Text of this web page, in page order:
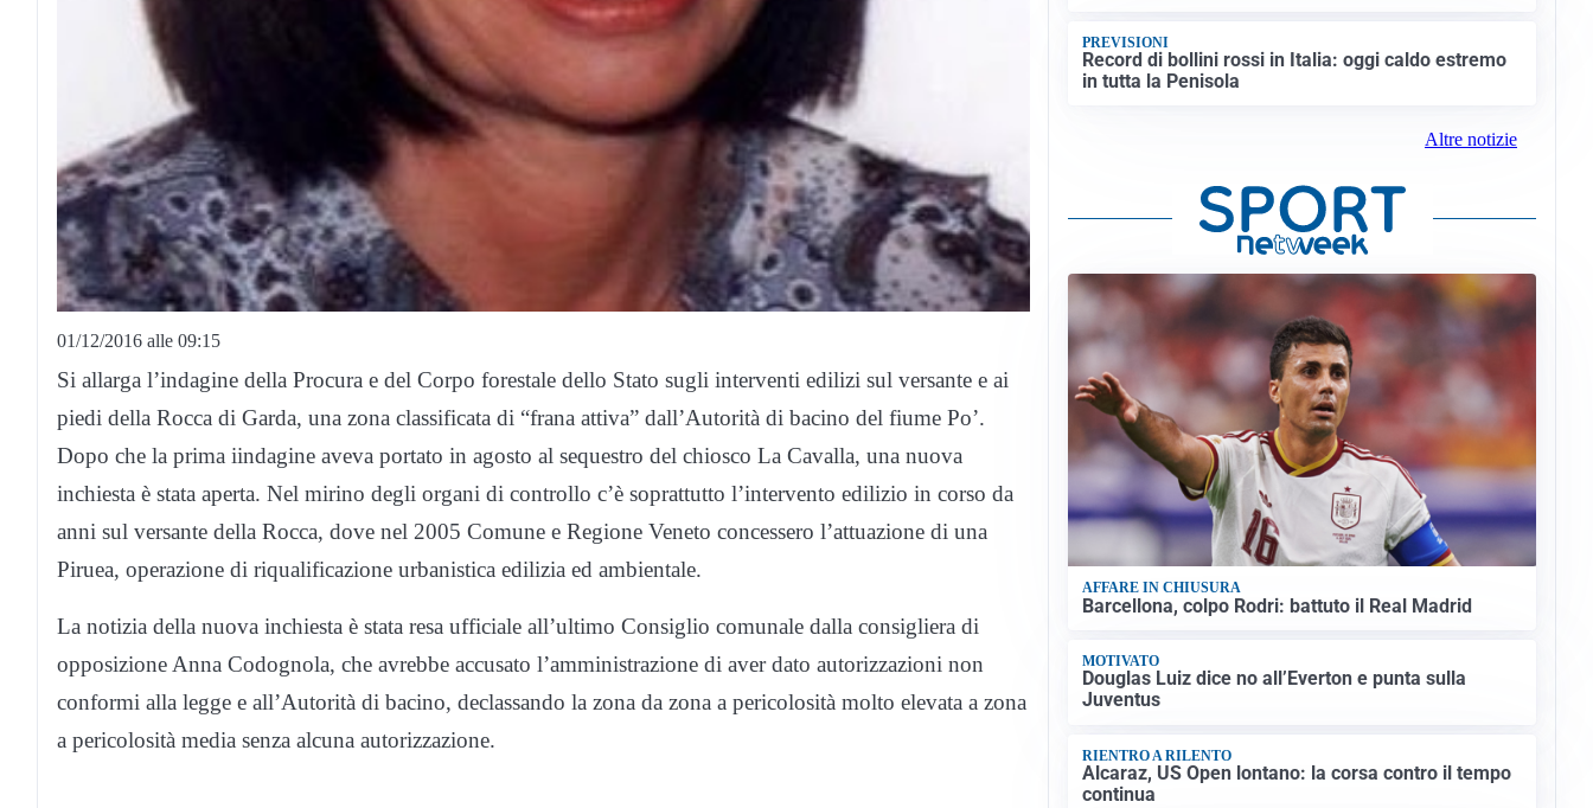
01/12/2016 alle 09:15
Si allarga l’indagine della Procura e del Corpo forestale dello Stato sugli interventi edilizi sul versante e ai
piedi della Rocca di Garda, una zona classificata di “frana attiva” dall’Autorità di bacino del fiume Po’.
Dopo che la prima iindagine aveva portato in agosto al sequestro del chiosco La Cavalla, una nuova
inchiesta è stata aperta. Nel mirino degli organi di controllo c’è soprattutto l’intervento edilizio in corso da
anni sul versante della Rocca, dove nel 2005 Comune e Regione Veneto concessero l’attuazione di una
Piruea, operazione di riqualificazione urbanistica edilizia ed ambientale.
La notizia della nuova inchiesta è stata resa ufficiale all’ultimo Consiglio comunale dalla consigliera di
opposizione Anna Codognola, che avrebbe accusato l’amministrazione di aver dato autorizzazioni non
conformi alla legge e all’Autorità di bacino, declassando la zona da zona a pericolosità molto elevata a zona
a pericolosità media senza alcuna autorizzazione.
PREVISIONI
Record di bollini rossi in Italia: oggi caldo estremo
in tutta la Penisola
Altre notizie
AFFARE IN CHIUSURA
Barcellona, colpo Rodri: battuto il Real Madrid
MOTIVATO
Douglas Luiz dice no all’Everton e punta sulla
Juventus
RIENTRO A RILENTO
Alcaraz, US Open lontano: la corsa contro il tempo
continua